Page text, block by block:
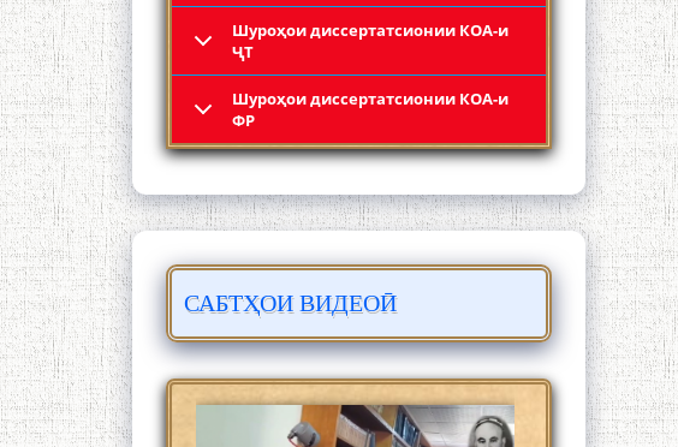
Шyроҳои диссертатсионии КОА-и
ҶТ
Шyроҳои диссертатсионии КОА-и
ФР
САБТҲОИ ВИДЕОӢ
Кадамчо Худои Шарифзода
Сайре дар Осорхона Муҳаммадҷон
Раҳимӣ